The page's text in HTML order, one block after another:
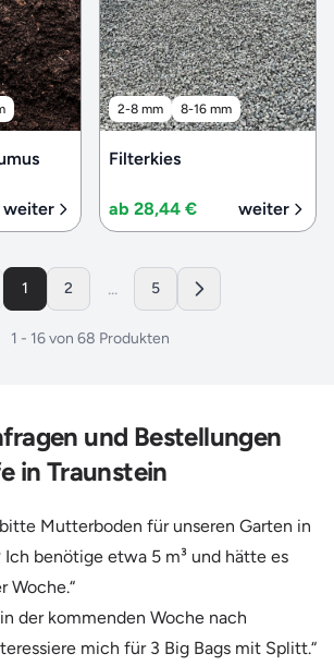
weiter
2-8 mm 8-16 mm
Filterkies
ab 28,44 € weiter
1 2 ... 5
1 - 16von 68 Produkten
und Bestellungen
in Traunstein
Mutterboden für unseren Garten in
Ich benötige etwa 5 m³ und hätte es
Woche.“
der kommenden Woche nach
mich für 3 Big Bags mit Splitt.“